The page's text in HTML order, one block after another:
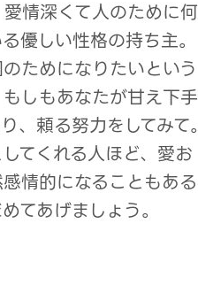
情深くて人のために何
優しい性格の持ち主。
ためになりたいという
しもあなたが甘え下手
、頼る努力をしてみて。
てくれる人ほど、愛お
情的になることもある
てあげましょう。